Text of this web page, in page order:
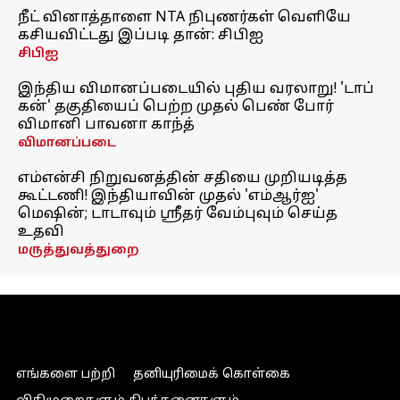
நீட் வினாத்தாளை NTA நிபுணர்கள் வெளியே
கசியவிட்டது இப்படி தான்: சிபிஐ
சிபிஐ
இந்திய விமானப்படையில் புதிய வரலாறு! 'டாப்
கன்' தகுதியைப் பெற்ற முதல் பெண் போர்
விமானி பாவனா காந்த்
விமானப்படை
எம்என்சி நிறுவனத்தின் சதியை முறியடித்த
கூட்டணி! இந்தியாவின் முதல் 'எம்ஆர்ஐ'
மெஷின்; டாடாவும் ஸ்ரீதர் வேம்புவும் செய்த
உதவி
மருத்துவத்துறை
எங்களை பற்றி
தனியுரிமைக் கொள்கை